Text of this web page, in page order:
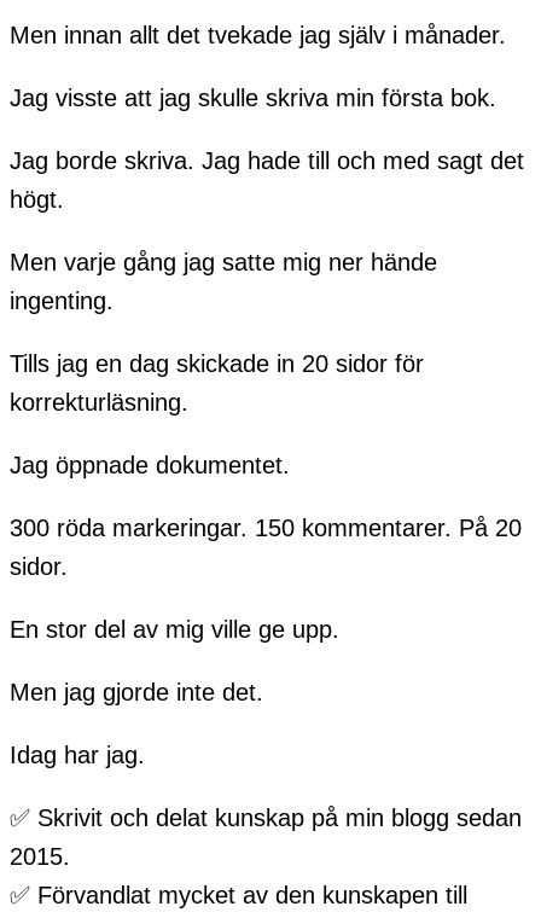
Men innan allt det tvekade jag själv i månader.
Jag visste att jag skulle skriva min första bok.
Jag borde skriva. Jag hade till och med sagt det
högt.
Men varje gång jag satte mig ner hände
ingenting.
Tills jag en dag skickade in 20 sidor för
korrekturläsning.
Jag öppnade dokumentet.
300 röda markeringar. 150 kommentarer. På 20
sidor.
En stor del av mig ville ge upp.
Men jag gjorde inte det.
Idag har jag.
✅ Skrivit och delat kunskap på min blogg sedan
2015.
✅ Förvandlat mycket av den kunskapen till